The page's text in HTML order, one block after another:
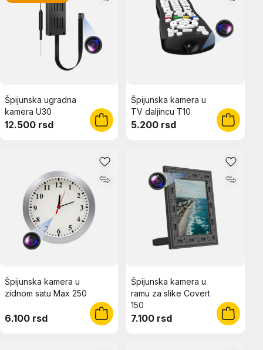
Špijunska ugradna
kamera U30
12.500 rsd
Špijunska kamera u
TV daljincu T10
5.200 rsd
Špijunska kamera u
zidnom satu Max 250
6.100 rsd
Špijunska kamera u
ramu za slike Covert
150
7.100 rsd